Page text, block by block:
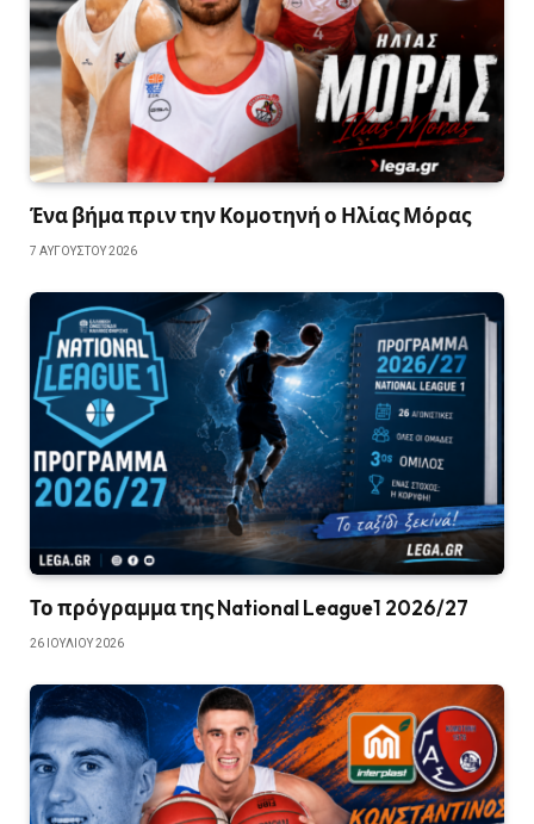
Ένα βήμα πριν την Κομοτηνή ο Ηλίας Μόρας
7 ΑΥΓΟΎΣΤΟΥ 2026
Το πρόγραμμα της National League1 2026/27
26 ΙΟΥΛΊΟΥ 2026